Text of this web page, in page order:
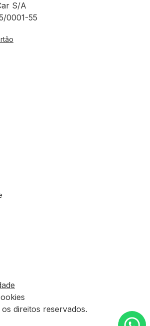
S/A
0001-55
direitos reservados.